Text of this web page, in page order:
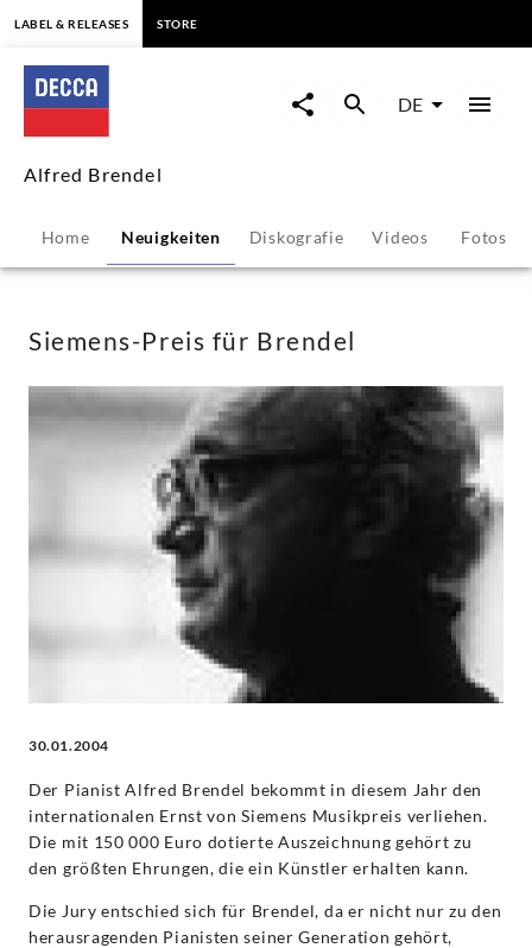
Siemens-
Preis
für
Brendel
-
Alfred
Brendel
Classics
LABEL & RELEASES STORE
DE
Alfred Brendel
Home Neuigkeiten Diskografie Videos Fotos
Siemens-Preis für Brendel
30.01.2004
Der Pianist Alfred Brendel bekommt in diesem Jahr den
internationalen Ernst von Siemens Musikpreis verliehen.
Die mit 150 000 Euro dotierte Auszeichnung gehört zu
den größten Ehrungen, die ein Künstler erhalten kann.
Die Jury entschied sich für Brendel, da er nicht nur zu den
herausragenden Pianisten seiner Generation gehört,